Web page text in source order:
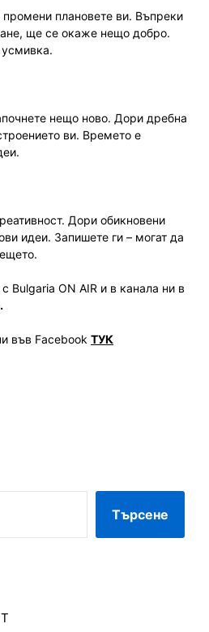
плановете ви. Въпреки
ще се окаже нещо добро.
нещо ново. Дори дребна
ви. Времето е
Дори обикновени
идеи. Запишете ги – могат да
Bulgaria ON AIR и в канала ни в
.
във Facebook ТУК
Търсене